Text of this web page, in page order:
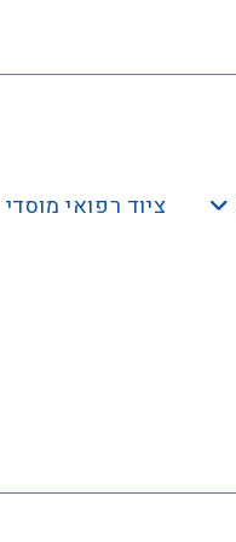
ציוד רפואי מוסדי